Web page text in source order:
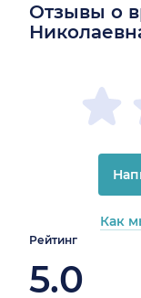
Отзывы о
Рейтинг
5.0
Как